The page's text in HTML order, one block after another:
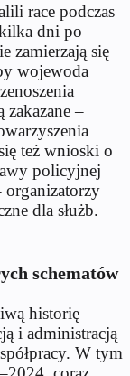
race podczas
dni po
zamierzają się
wojewoda
zakazane –
też wnioski o
policyjnej
dla służb.
schematów
historię
i administracją
W tym